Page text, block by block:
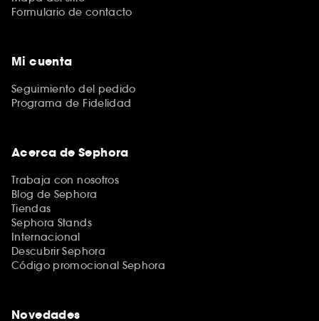
Formulario de contacto
Mi cuenta
Seguimiento del pedido
Programa de Fidelidad
Acerca de Sephora
Trabaja con nosotros
Blog de Sephora
Tiendas
Sephora Stands
Internacional
Descubrir Sephora
Código promocional Sephora
Novedades